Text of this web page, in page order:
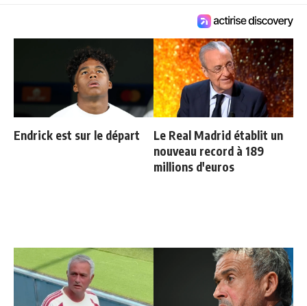
Endrick est sur le départ
Le Real Madrid établit un
nouveau record à 189
millions d'euros